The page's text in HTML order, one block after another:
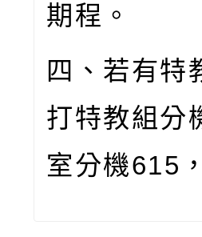
期程。
四、若有特
打特教組分
室分機615